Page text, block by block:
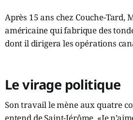
Après 15 ans chez Couche-
américaine qui fabrique des
dont il dirigera les opérations
Le virage politique
Son travail le mène aux quatre